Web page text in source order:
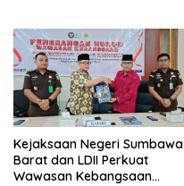
Kejaksaan Negeri Sumbawa
Barat dan LDII Perkuat
Wawasan Kebangsaan